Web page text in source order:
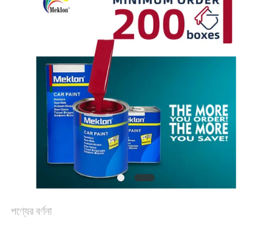
উদ্ধৃতির
গোপনীয়তা
নীতি
পণ্যের বর্ণনা